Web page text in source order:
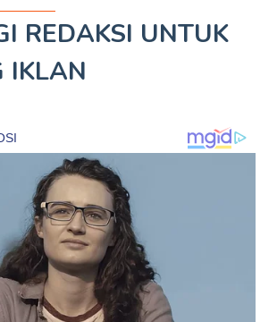
REDAKSI UNTUK
IKLAN